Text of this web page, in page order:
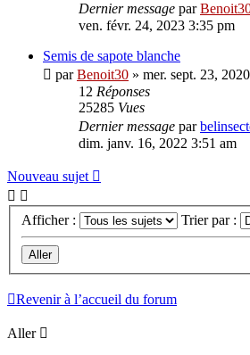
Dernier message par
ven. févr. 24, 2023 3:35 pm
Semis de sapote blanche
parBenoit30 » mer. sept. 23,
12 Réponses
25285 Vues
Dernier message par
dim. janv. 16, 2022 3:51 am
Nouveau sujet
Afficher : Trier par :
Revenir à l’accueil du forum
Aller